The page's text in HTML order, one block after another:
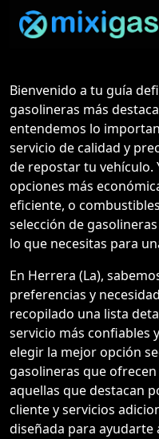
Bienvenido a tu guía
gasolineras más
entendemos lo
servicio de calidad y
de repostar tu vehículo.
opciones más
eficiente, o
selección de
lo que necesitas para
En Herrera (La),
preferencias y
recopilado una lista
servicio más confiables
elegir la mejor opción
gasolineras que
aquellas que destacan
cliente y servicios
diseñada para